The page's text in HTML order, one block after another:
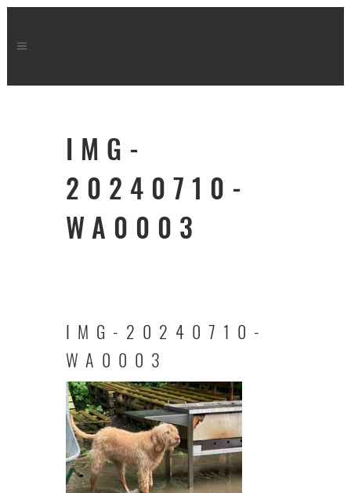
IMG-
20240710-
WA0003
IMG-20240710-
WA0003